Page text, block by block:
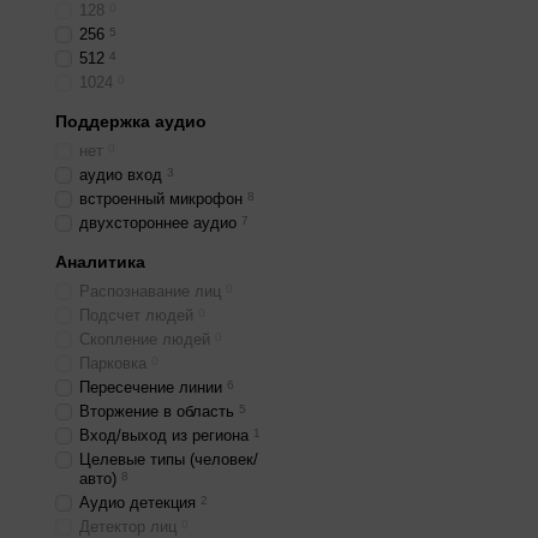
128
256 5
512 4
1024
Поддержка аудио
нет
аудио вход 3
встроенный микрофон 8
двухстороннее аудио 7
Аналитика
Распознавание лиц
Подсчет людей
Скопление людей
Парковка
Пересечение линии 6
Вторжение в область 5
Вход/выход из региона 1
Целевые типы (человек/
авто) 8
Аудио детекция 2
Детектор лиц